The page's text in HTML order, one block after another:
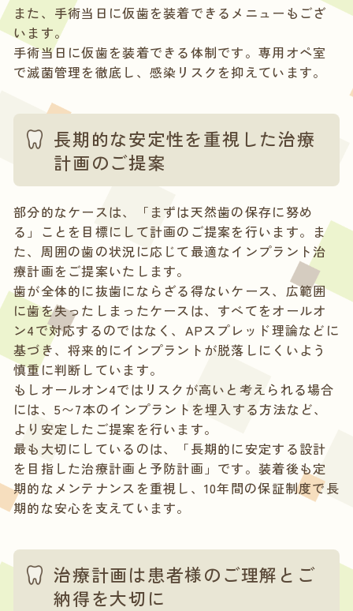
また、手術当日に仮歯を装着できるメニューもござ
います。
手術当日に仮歯を装着できる体制です。専用オペ室
で滅菌管理を徹底し、感染リスクを抑えています。
長期的な安定性を重視した治療
計画のご提案
部分的なケースは、「まずは天然歯の保存に努め
る」ことを目標にして計画のご提案を行います。ま
た、周囲の歯の状況に応じて最適なインプラント治
療計画をご提案いたします。
歯が全体的に抜歯にならざる得ないケース、広範囲
に歯を失ったしまったケースは、すべてをオールオ
ン4で対応するのではなく、APスプレッド理論などに
基づき、将来的にインプラントが脱落しにくいよう
慎重に判断しています。
もしオールオン4ではリスクが高いと考えられる場合
には、5〜7本のインプラントを埋入する方法など、
より安定したご提案を行います。
最も大切にしているのは、「長期的に安定する設計
を目指した治療計画と予防計画」です。装着後も定
期的なメンテナンスを重視し、10年間の保証制度で長
期的な安心を支えています。
治療計画は患者様のご理解とご
納得を大切に